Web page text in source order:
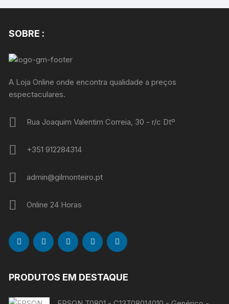
SOBRE :
A Loja Online onde encontra qualidade a preços
espectaculares.
Rua Joaquim Valentim Correia, 30 - r/c Dtº
+351 912284314
admin@gilmonteiro.pt
Online 24 Horas
PRODUTOS EM DESTAQUE